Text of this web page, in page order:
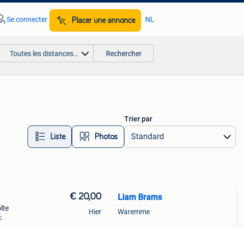
Se connecter Placer une annonce NL
Toutes les distances… Rechercher
Liste Photos
Trier par
€ 20,00
Hier
Liam Brams
Waremme